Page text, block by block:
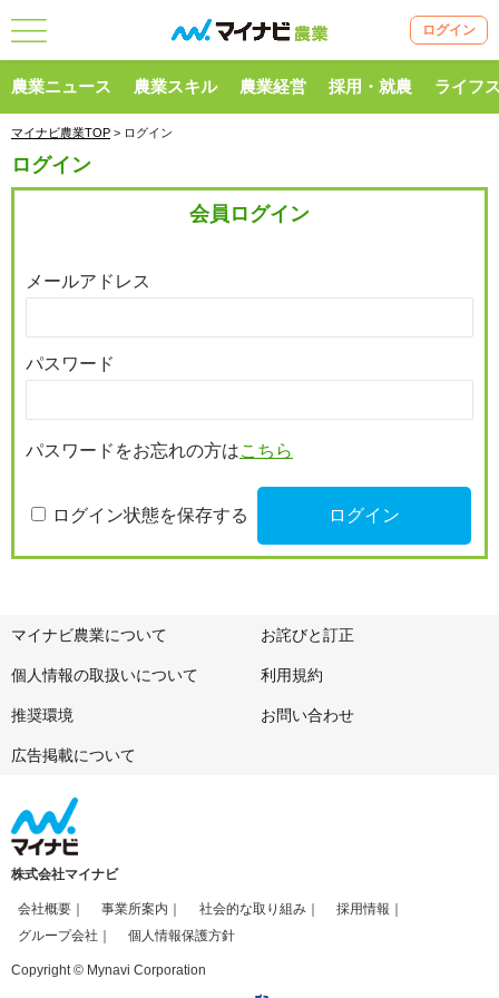
ログイン
農業ニュース 農業スキル 農業経営 採用・就農 ライフ
マイナビ農業TOP > ログイン
ログイン
会員ログイン
メールアドレス
パスワード
パスワードをお忘れの方はこちら
ログイン状態を保存する
マイナビ農業について お詫びと訂正
個人情報の取扱いについて 利用規約
推奨環境 お問い合わせ
広告掲載について
株式会社マイナビ
会社概要 事業所案内 社会的な取り組み
採用情報
グループ会社
個人情報保護方針
Copyright © Mynavi Corporation